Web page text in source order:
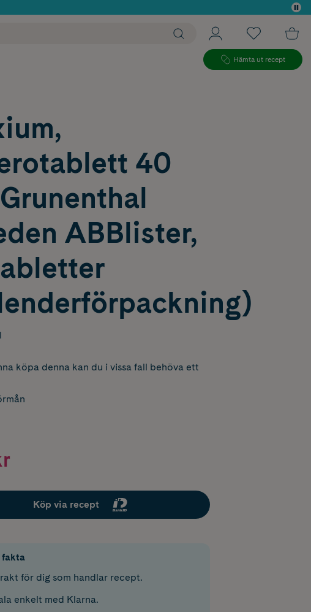
Hämta ut recept
40
ABBlister,
köpa denna kan du i vissa fall behöva ett
Köp via recept
fakta
för dig som handlar recept.
enkelt med Klarna.